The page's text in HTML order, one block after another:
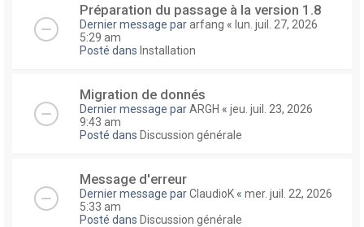
Préparation du passage à la version 1.8
Dernier message pararfang « lun. juil. 27, 2026
5:29 am
Posté dans Installation
Migration de donnés
Dernier message parARGH « jeu. juil. 23, 2026
9:43 am
Posté dans Discussion générale
Message d'erreur
Dernier message parClaudioK « mer. juil. 22, 2026
5:33 am
Posté dans Discussion générale